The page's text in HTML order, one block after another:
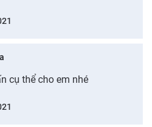
cụ thể cho em nhé